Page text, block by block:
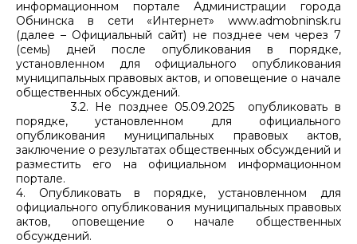
информационном портале Администрации города
Обнинска в сети «Интернет» www.admobninsk.ru
(далее – Официальный сайт) не позднее чем через 7
(семь) дней после опубликования в порядке,
установленном для официального опубликования
муниципальных правовых актов, и оповещение о начале
общественных обсуждений.
3.2. Не позднее 05.09.2025 опубликовать в
порядке, установленном для официального
опубликования муниципальных правовых актов,
заключение о результатах общественных обсуждений и
разместить его на официальном информационном
портале.
4. Опубликовать в порядке, установленном для
официального опубликования муниципальных правовых
актов, оповещение о начале общественных
обсуждений.